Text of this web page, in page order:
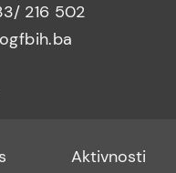
216 502
Footer
Aktivnosti